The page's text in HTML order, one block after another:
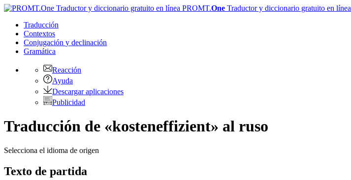
PROMT.One Traductor y diccionario gratuito en línea
Traducción
Contextos
Conjugación y declinación
Gramática
Reacción
Ayuda
Descargar aplicaciones
Publicidad
Traducción de «kosteneffizient» al ruso
Selecciona el idioma de origen
Texto de partida